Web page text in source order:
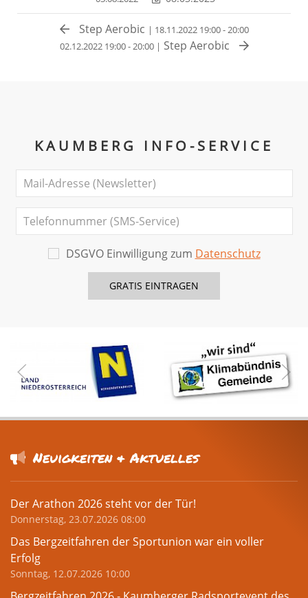
Step Aerobic | 18.11.2022 19:00 - 20:00
02.12.2022 19:00 - 20:00 | Step Aerobic
KAUMBERG INFO-SERVICE
DSGVO Einwilligung zum Datenschutz
Neuigkeiten & Aktuelles
Der Arathon 2026 steht vor der Tür!
Donnerstag, 23.07.2026 08:00
Das Bergzeitfahren der Sportunion war ein voller
Erfolg
Sonntag, 12.07.2026 10:00